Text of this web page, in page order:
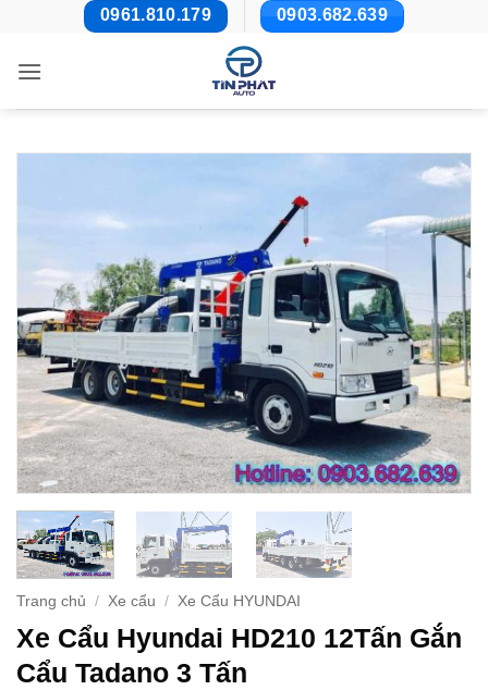
nội
0961.810.179 0903.682.639
Trang chủ / Xe cẩu / Xe Cẩu HYUNDAI
Xe Cẩu Hyundai HD210 12Tấn Gắn
Cẩu Tadano 3 Tấn